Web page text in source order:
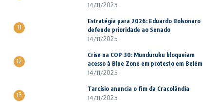
14/11/2025
11
Estratégia para 2026: Eduardo Bolsonaro
defende prioridade ao Senado
14/11/2025
12
Crise na COP 30: Munduruku bloqueiam
acesso à Blue Zone em protesto em Belém
14/11/2025
13
Tarcísio anuncia o fim da Cracolândia
14/11/2025